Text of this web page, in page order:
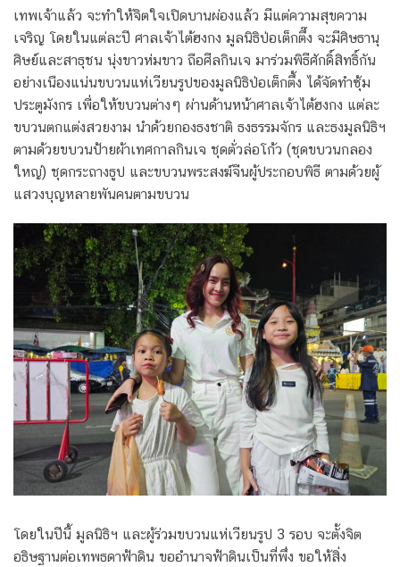
เทพเจ้าแล้ว จะทำให้จิตใจเปิดบานผ่องแล้ว มีแต่ความสุขความ
เจริญ โดยในแต่ละปี ศาลเจ้าไต้ฮงกง มูลนิธิป่อเต็กตึ๊ง จะมีศิษธานุ
ศิษย์และสาธุชน นุ่งขาวห่มขาว ถือศีลกินเจ มาร่วมพิธีศักดิ์สิทธิ์กัน
อย่างเนืองแน่นขบวนแห่เวียนรูปของมูลนิธิป่อเต็กตึ้ง ได้จัดทำซุ้ม
ประตูมังกร เพื่อให้ขบวนต่างๆ ผ่านด้านหน้าศาลเจ้าไต้ฮงกง แต่ละ
ขบวนตกแต่งสวยงาม นำด้วยกองธงชาติ ธงธรรมจักร และธงมูลนิธิฯ
ตามด้วยขบวนป้ายผ้าเทศกาลกินเจ ชุดตั่วล่อโก้ว (ชุดขบวนกลอง
ใหญ่) ชุดกระถางธูป และขบวนพระสงฆ์จีนผู้ประกอบพิธี ตามด้วยผู้
แสวงบุญหลายพันคนตามขบวน
โดยในปีนี้ มูลนิธิฯ และผู้ร่วมขบวนแห่เวียนรูป 3 รอบ จะตั้งจิต
อธิษฐานต่อเทพธดาฟ้าดิน ขออำนาจฟ้าดินเป็นที่พึ่ง ขอให้สิ่ง